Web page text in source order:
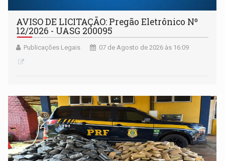
AVISO DE LICITAÇÃO: Pregão Eletrônico Nº
12/2026 - UASG 200095
Publicações Legais 07 de Agosto de 2026 às 16:09